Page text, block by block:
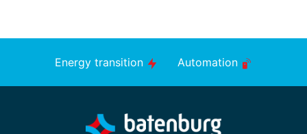
Energy transition Automation